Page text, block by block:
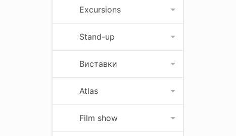
Excursions
Stand-up
Виставки
Atlas
Film show